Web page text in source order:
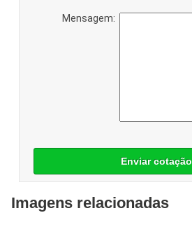
Mensagem:
Enviar cotação
Imagens relacionadas